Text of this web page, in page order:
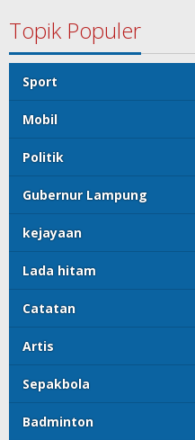
Topik Populer
Sport
Mobil
Politik
Gubernur Lampung
kejayaan
Lada hitam
Catatan
Artis
Sepakbola
Badminton